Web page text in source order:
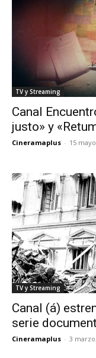
TV y Streaming
Canal
justo» y
Cineramaplus - 15
TV y Streaming
Canal (á)
serie
Cineramaplus - 3